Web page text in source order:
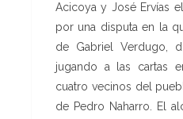
Acicoya y José Ervías
por una disputa en la
de Gabriel Verdugo,
jugando a las cartas
cuatro vecinos del
de Pedro Naharro. El